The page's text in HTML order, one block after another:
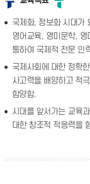
국제화, 정보화 시대가
영어교육, 영미문학,
통하여 국제적 전문 인
국제사회에 대한 정확
사고력을 배양하고 적
함양함.
시대를 앞서가는 교육
대한 창조적 적응력을